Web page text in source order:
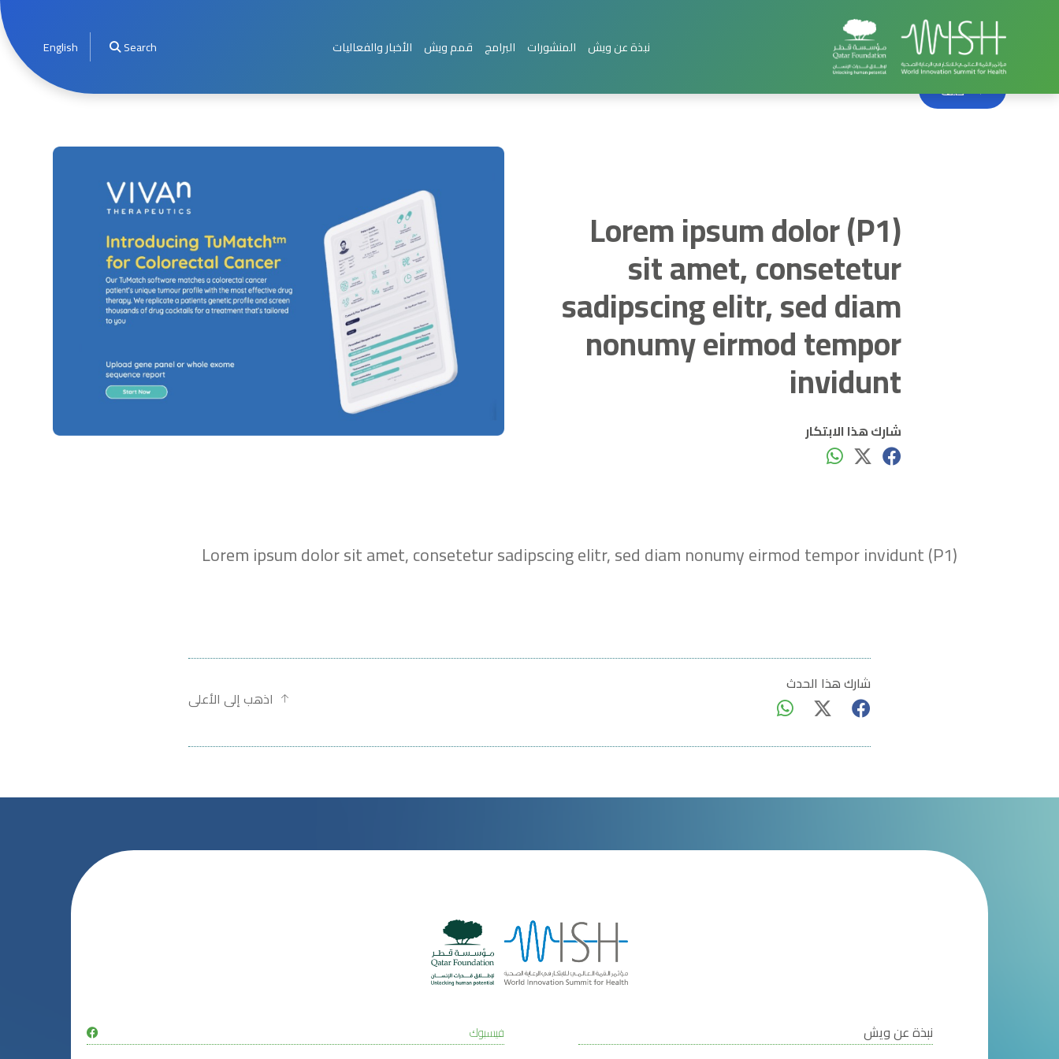
نبذة عن ويش المنشورات البرامج قمم ويش الأخبار والفعاليات Search
English
الصفحة الرئيسية تأثيرنا
خلف
(P1) Lorem ipsum dolor
sit amet, consetetur
sadipscing elitr, sed diam
nonumy eirmod tempor
invidunt
شارك هذا الابتكار
(P1) Lorem ipsum dolor sit amet, consetetur sadipscing elitr, sed diam nonumy eirmod tempor invidunt
شارك هذا الحدث
اذهب إلى الأعلى
نبذة عن ويش
فيسبوك